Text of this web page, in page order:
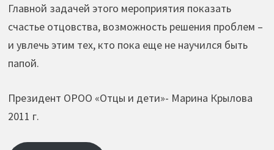
Главной задачей этого мероприятия показать
счастье отцовства, возможность решения проблем –
и увлечь этим тех, кто пока еще не научился быть
папой.
Президент ОРОО «Отцы и дети»- Марина Крылова
2011 г.